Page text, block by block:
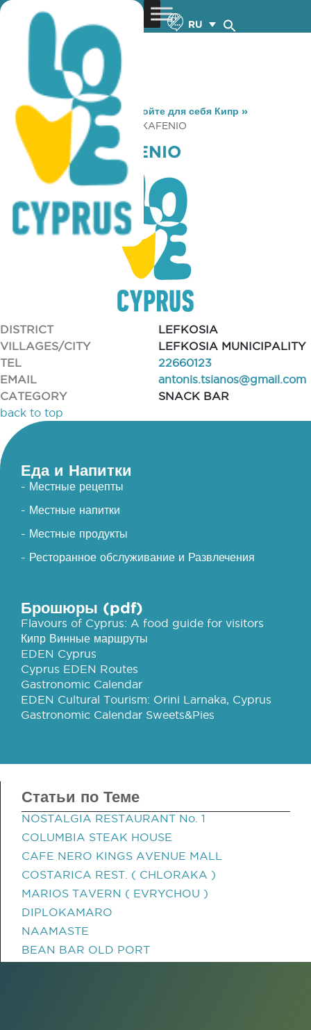
RU
You are here: Home »Откройте для себя Кипр »
Gastronomy
» MOUSIKON KAFENIO
MOUSIKON KAFENIO
DISTRICT
LEFKOSIA
VILLAGES/CITY
LEFKOSIA MUNICIPALITY
TEL
22660123
EMAIL
antonis.tsianos@gmail.com
CATEGORY
SNACK BAR
back to top
Еда и Напитки
- Местные рецепты
- Местные напитки
- Местные продукты
- Ресторанное обслуживание и Развлечения
Брошюры (pdf)
Flavours of Cyprus: A food guide for visitors
Кипр Винные маршруты
EDEN Cyprus
Cyprus EDEN Routes
Gastronomic Calendar
EDEN Cultural Tourism: Orini Larnaka, Cyprus
Gastronomic Calendar Sweets&Pies
Статьи по Теме
NOSTALGIA RESTAURANT No. 1
COLUMBIA STEAK HOUSE
CAFE NERO KINGS AVENUE MALL
COSTARICA REST. ( CHLORAKA )
MARIOS TAVERN ( EVRYCHOU )
DIPLOKAMARO
NAAMASTE
BEAN BAR OLD PORT